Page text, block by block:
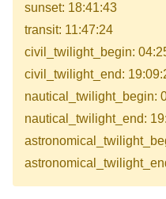
sunset: 18:41:43
transit: 11:47:24
civil_twilight_begin:
civil_twilight_end:
nautical_twilight_begin:
nautical_twilight_end: